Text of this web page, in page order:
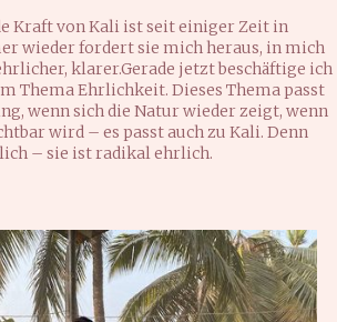
Kraft von Kali ist seit einiger Zeit in
wieder fordert sie mich heraus, in mich
klarer.Gerade jetzt beschäftige ich
Thema Ehrlichkeit. Dieses Thema passt
wenn sich die Natur wieder zeigt, wenn
wird – es passt auch zu Kali. Denn
– sie ist radikal ehrlich.